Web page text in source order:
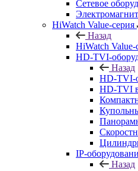
Сетевое
HiWatch Value-серия
Назад
HiWatch Value-
HD-TVI-
Назад
HD-TVI-
HD-TVI
IP-
Назад